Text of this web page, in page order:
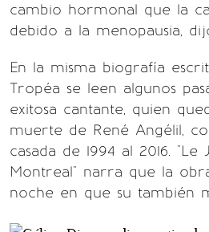
cambio hormonal que la
debido a la menopausia,
En la misma biografía
Tropéa se leen algunos
exitosa cantante, quien
muerte de René Angélil,
casada de 1994 al 2016. "Le
Montreal" narra que la
noche en que su también